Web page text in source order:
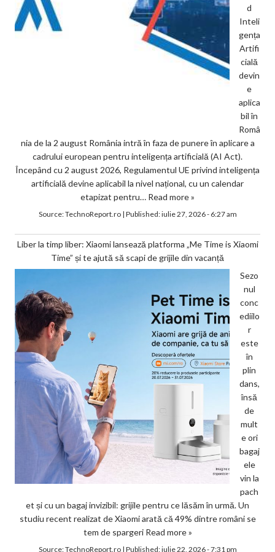
d
Inteli
gența
Artifi
cială
devin
e
aplica
bil în
Româ
nia de la 2 august România intră în faza de punere în aplicare a
cadrului european pentru inteligența artificială (AI Act).
Începând cu 2 august 2026, Regulamentul UE privind inteligența
artificială devine aplicabil la nivel național, cu un calendar
etapizat pentru… Read more »
Source:TechnoReport.ro| Published:iulie 27, 2026 - 6:27 am
Liber la timp liber: Xiaomi lansează platforma „Me Time is Xiaomi
Time” și te ajută să scapi de grijile din vacanță
Sezo
nul
conc
ediilo
r
este
în
plin
dans,
însă
de
mult
e ori
bagaj
ele
vin la
pach
et și cu un bagaj invizibil: grijile pentru ce lăsăm în urmă. Un
studiu recent realizat de Xiaomi arată că 49% dintre români se
tem de spargeri Read more »
Source:TechnoReport.ro| Published:iulie 22, 2026 - 7:31 pm